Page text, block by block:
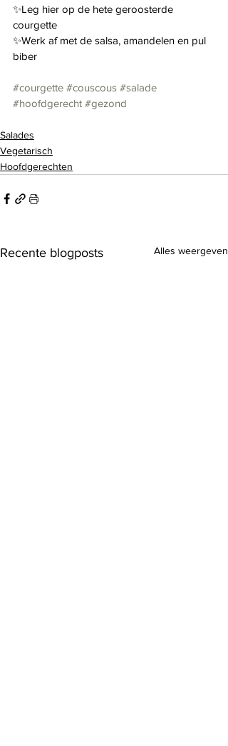
✨Leg hier op de hete geroosterde
courgette
✨Werk af met de salsa, amandelen en pul
biber
#courgette #couscous #salade
#hoofdgerecht #gezond
Salades
Vegetarisch
Hoofdgerechten
Recente blogposts Alles weergeven